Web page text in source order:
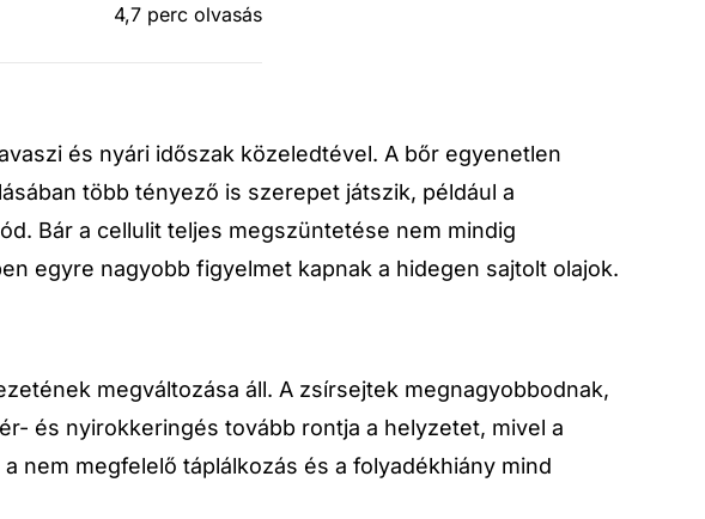
4,7 perc olvasás
és nyári időszak közeledtével. A bőr egyenetlen
több tényező is szerepet játszik, például a
Bár a cellulit teljes megszüntetése nem mindig
egyre nagyobb figyelmet kapnak a hidegen sajtolt olajok.
megváltozása áll. A zsírsejtek megnagyobbodnak,
és nyirokkeringés tovább rontja a helyzetet, mivel a
nem megfelelő táplálkozás és a folyadékhiány mind